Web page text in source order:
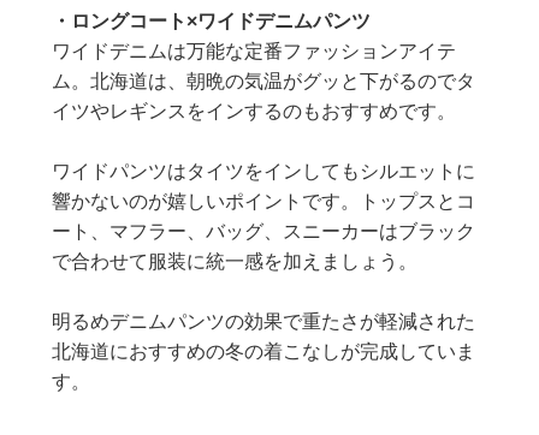
・ロングコート×ワイドデニムパンツ
ワイドデニムは万能な定番ファッションアイテ
ム。北海道は、朝晩の気温がグッと下がるのでタ
イツやレギンスをインするのもおすすめです。
ワイドパンツはタイツをインしてもシルエットに
響かないのが嬉しいポイントです。トップスとコ
ート、マフラー、バッグ、スニーカーはブラック
で合わせて服装に統一感を加えましょう。
明るめデニムパンツの効果で重たさが軽減された
北海道におすすめの冬の着こなしが完成していま
す。